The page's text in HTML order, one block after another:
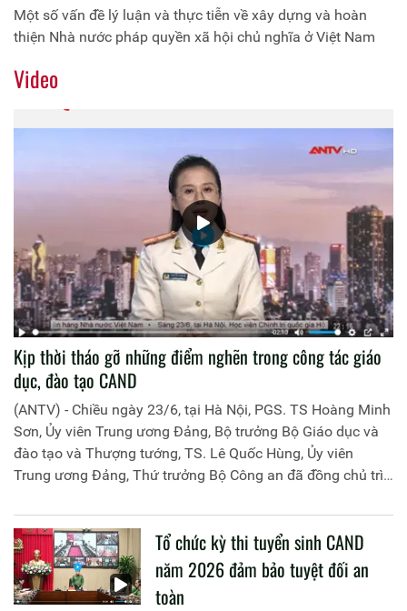
Một số vấn đề lý luận và thực tiễn về xây dựng và hoàn
thiện Nhà nước pháp quyền xã hội chủ nghĩa ở Việt Nam
Video
Kịp thời tháo gỡ những điểm nghẽn trong công tác giáo
dục, đào tạo CAND
(ANTV) - Chiều ngày 23/6, tại Hà Nội, PGS. TS Hoàng Minh
Sơn, Ủy viên Trung ương Đảng, Bộ trưởng Bộ Giáo dục và
đào tạo và Thượng tướng, TS. Lê Quốc Hùng, Ủy viên
Trung ương Đảng, Thứ trưởng Bộ Công an đã đồng chủ trì
liên quan đến công tác giáo dục và đào tạo của lực lượng
CAND.
Tổ chức kỳ thi tuyển sinh CAND
năm 2026 đảm bảo tuyệt đối an
toàn